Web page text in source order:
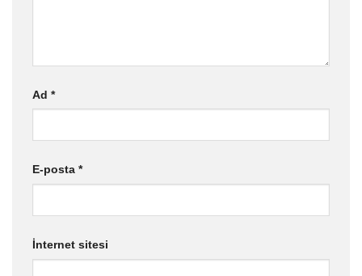
Ad *
E-posta *
İnternet sitesi